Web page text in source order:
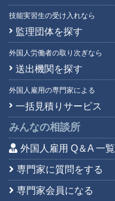
技能実習生の受け入れなら
監理団体を探す
外国人労働者の取り次ぎなら
送出機関を探す
外国人雇用の専門家による
一括見積りサービス
みんなの相談所
外国人雇用 Q＆A 一覧
専門家に質問をする
専門家会員になる